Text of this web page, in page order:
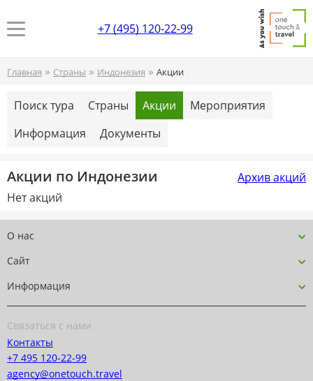
+7 (495) 120-22-99
Главная » Страны » Индонезия » Акции
Поиск тура Страны Акции
Мероприятия
Информация
Документы
Акции по Индонезии
Архив акций
Нет акций
О нас
Сайт
Информация
Связаться с нами
Контакты
+7 495 120-22-99
agency@onetouch.travel